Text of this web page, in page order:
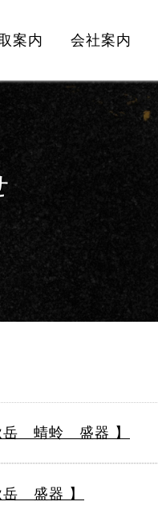
案内 会社案内
岳 蜻蛉 盛器 】
岳 盛器 】